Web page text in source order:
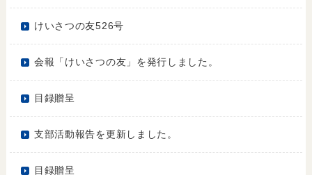
けいさつの友526号
会報「けいさつの友」を発行しました。
目録贈呈
支部活動報告を更新しました。
目録贈呈